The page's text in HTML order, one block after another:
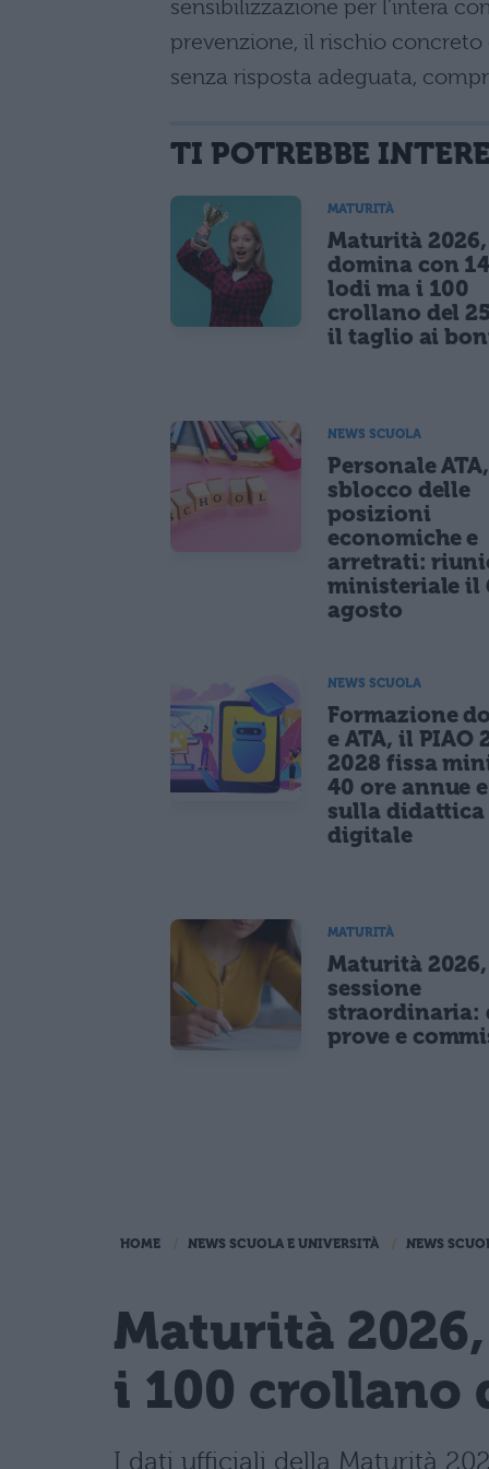
sensibilizzazione per l’intera
prevenzione, il rischio
senza risposta adeguata,
TI POTREBBE
MATURITÀ
Maturità
domina con
lodi ma i 100
crollano del
il taglio ai
NEWS SCUOLA
Personale ATA,
sblocco delle
posizioni
economiche e
arretrati:
ministeriale il
agosto
NEWS SCUOLA
Formazione
e ATA, il PIAO
2028 fissa
40 ore annue
sulla didattica
digitale
MATURITÀ
Maturità 2026,
sessione
straordinaria:
prove e
HOME NEWS SCUOLA E UNIVERSITÀ NEWS
Maturità
i 100 crollano
I dati ufficiali della Maturità